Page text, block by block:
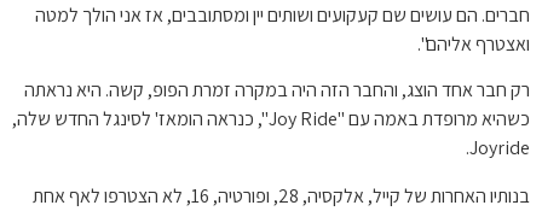
חברים. הם עושים שם קעקועים ושותים יין ומסתובבים, אז אני הולך למטה
ואצטרף אליהם".
רק חבר אחד הוצג, והחבר הזה היה במקרה זמרת הפופ, קשה. היא נראתה
כשהיא מרופדת באמה עם "Joy Ride", כנראה הומאז' לסינגל החדש שלה,
Joyride.
בנותיו האחרות של קייל, אלקסיה, 28, ופורטיה, 16, לא הצטרפו לאף אחת